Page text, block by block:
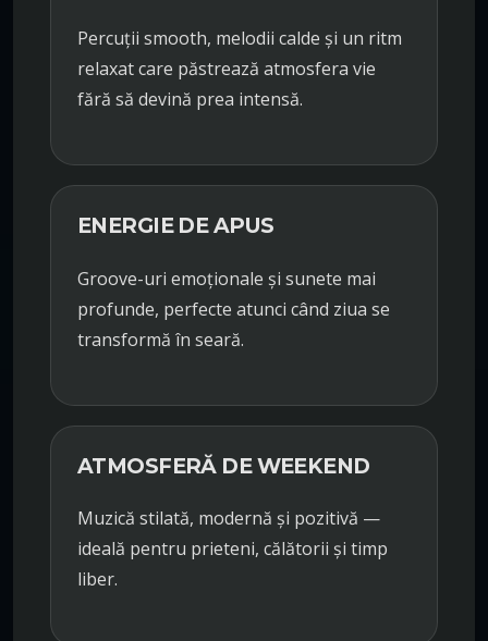
Percuții smooth, melodii calde și un ritm
relaxat care păstrează atmosfera vie
fără să devină prea intensă.
ENERGIE DE APUS
Groove-uri emoționale și sunete mai
profunde, perfecte atunci când ziua se
transformă în seară.
ATMOSFERĂ DE WEEKEND
Muzică stilată, modernă și pozitivă —
ideală pentru prieteni, călătorii și timp
liber.